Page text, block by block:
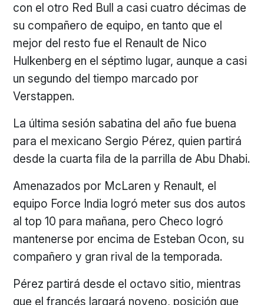
con el otro Red Bull a casi cuatro décimas de
su compañero de equipo, en tanto que el
mejor del resto fue el Renault de Nico
Hulkenberg en el séptimo lugar, aunque a casi
un segundo del tiempo marcado por
Verstappen.
La última sesión sabatina del año fue buena
para el mexicano Sergio Pérez, quien partirá
desde la cuarta fila de la parrilla de Abu Dhabi.
Amenazados por McLaren y Renault, el
equipo Force India logró meter sus dos autos
al top 10 para mañana, pero Checo logró
mantenerse por encima de Esteban Ocon, su
compañero y gran rival de la temporada.
Pérez partirá desde el octavo sitio, mientras
que el francés largará noveno, posición que